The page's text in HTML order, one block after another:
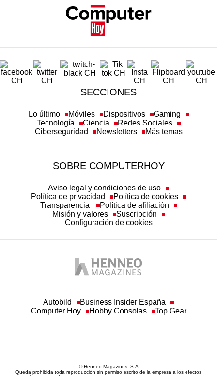
SECCIONES
Lo último Móviles Dispositivos
Gaming
Tecnología
Ciencia
Redes Sociales
Ciberseguridad
Newsletters Más temas
SOBRE COMPUTERHOY
Aviso legal y condiciones de uso
Política de privacidad
Política de cookies
Transparencia
Política de afiliación
Misión y valores
Suscripción
Configuración de cookies
Autobild
Business Insider España
Computer Hoy
Hobby Consolas Top Gear
© Henneo Magazines, S.A
Queda prohibida toda reproducción sin permiso escrito de la empresa a los efectos